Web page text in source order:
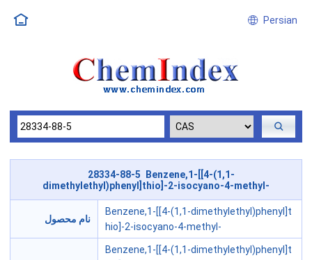
Persian
28334-88-5 Benzene,1-[[4-(1,1-
dimethylethyl)phenyl]thio]-2-isocyano-4-methyl-
نام محصول
Benzene,1-[[4-(1,1-dimethylethyl)phenyl]t
hio]-2-isocyano-4-methyl-
Benzene,1-[[4-(1,1-dimethylethyl)phenyl]t